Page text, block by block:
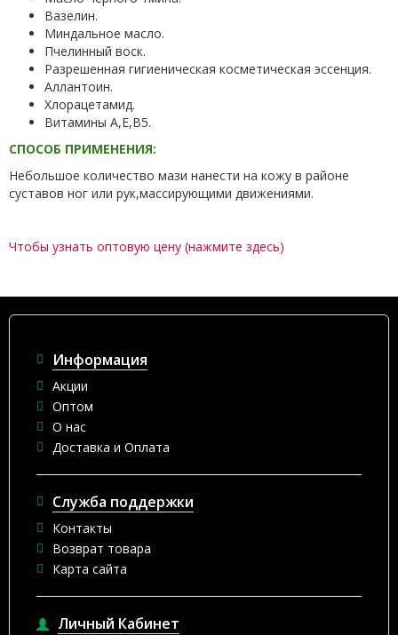
Вазелин.
Миндальное масло.
Пчелинный воск.
Разрешенная гигиеническая косметическая эссенция.
Аллантоин.
Хлорацетамид.
Витамины А,Е,В5.
СПОСОБ ПРИМЕНЕНИЯ:
Небольшое количество мази нанести на кожу в районе
суставов ног или рук,массирующими движениями.
Чтобы узнать оптовую цену (нажмите здесь)
Информация
Акции
Оптом
О нас
Доставка и Оплата
Служба поддержки
Контакты
Возврат товара
Карта сайта
Личный Кабинет